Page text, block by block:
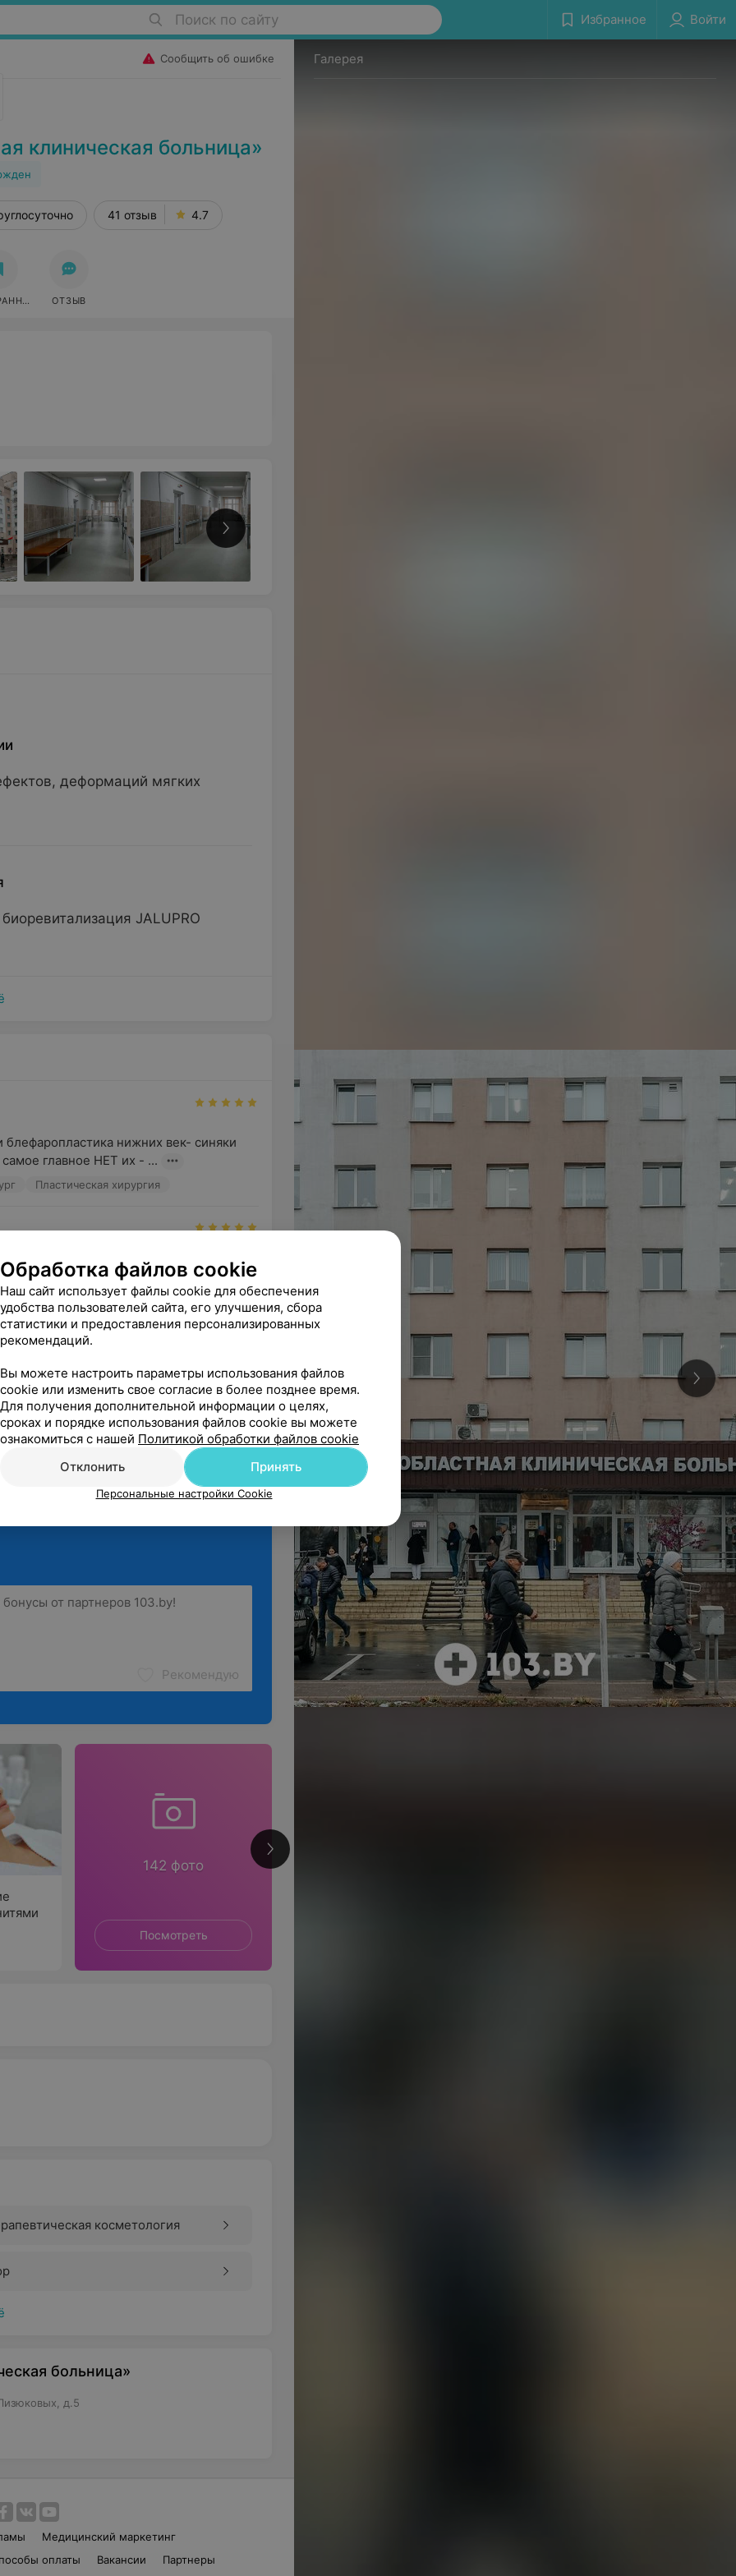
Поиск по сайту Избранное Войти
Сообщить об ошибке
клиническая больница»
41 отзыв 4.7
ОТЗЫВ
деформаций мягких
JALUPRO
нижних век- синяки
главное НЕТ их - ...
Пластическая хирургия
Его мудрый взгляд на заболевание
уверенность, что...
заведующего нефрологического
специализированной кли...
Рекомендую
142 фото
Посмотреть
косметология
больница»
д.5
Медицинский маркетинг
оплаты Вакансии Партнеры
Галерея
Обработка файлов cookie
Наш сайт использует файлы cookie для обеспечения
удобства пользователей сайта, его улучшения, сбора
статистики и предоставления персонализированных
рекомендаций.
Вы можете настроить параметры использования файлов
cookie или изменить свое согласие в более позднее время.
Для получения дополнительной информации о целях,
сроках и порядке использования файлов cookie вы можете
ознакомиться с нашей Политикой обработки файлов cookie
Отклонить
Принять
Персональные настройки Cookie